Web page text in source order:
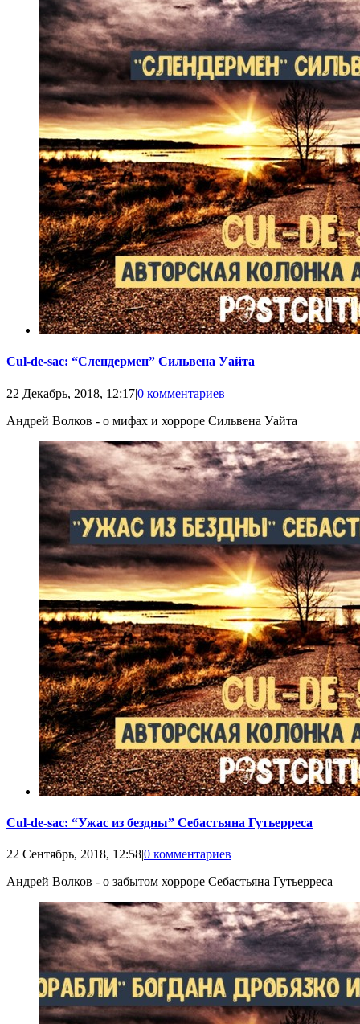
Cul-de-sac: “Слендермен” Сильвена Уайта
22 Декабрь, 2018, 12:17|0 комментариев
Андрей Волков - о мифах и хорроре Сильвена Уайта
Cul-de-sac: “Ужас из бездны” Себастьяна Гутьерреса
22 Сентябрь, 2018, 12:58|0 комментариев
Андрей Волков - о забытом хорроре Себастьяна Гутьерреса